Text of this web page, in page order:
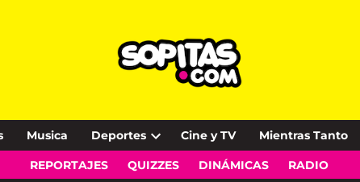
Musica Deportes
Open
dropdown
Cine y TV Mientras Tanto
REPORTAJES QUIZZES DINÁMICAS RADIO